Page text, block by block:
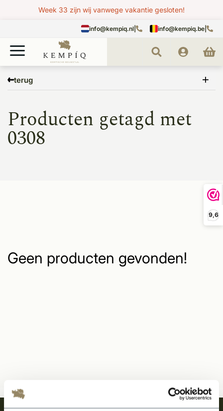
9,6
Week 33 zijn wij vanwege vakantie gesloten!
info@kempiq.nl info@kempiq.be
terug
0308
Producten getagd met
0308
Geen producten gevonden!